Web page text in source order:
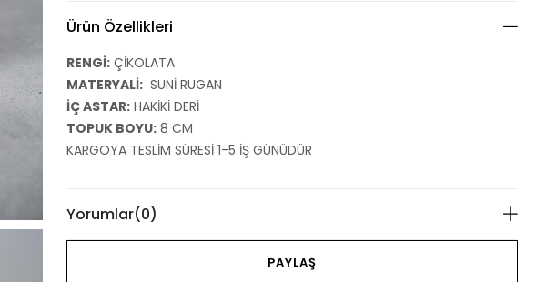
Ürün Özellikleri
RENGİ: ÇİKOLATA
MATERYALİ: SUNİ RUGAN
İÇ ASTAR: HAKİKİ DERİ
TOPUK BOYU: 8 CM
KARGOYA TESLİM SÜRESİ 1-5 İŞ GÜNÜDÜR
Yorumlar(0)
PAYLAŞ